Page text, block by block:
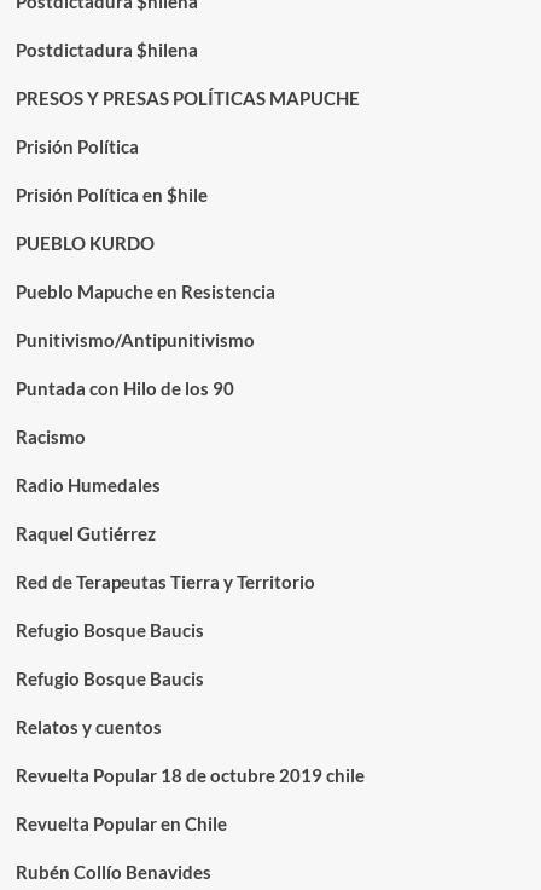
Postdictadura $hilena
PRESOS Y PRESAS POLÍTICAS MAPUCHE
Prisión Política
Prisión Política en $hile
PUEBLO KURDO
Pueblo Mapuche en Resistencia
Punitivismo/Antipunitivismo
Puntada con Hilo de los 90
Racismo
Radio Humedales
Raquel Gutiérrez
Red de Terapeutas Tierra y Territorio
Refugio Bosque Baucis
Refugio Bosque Baucis
Relatos y cuentos
Revuelta Popular 18 de octubre 2019 chile
Revuelta Popular en Chile
Rubén Collío Benavides